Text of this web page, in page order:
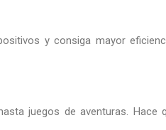
y consiga mayor
juegos de aventuras. Hace